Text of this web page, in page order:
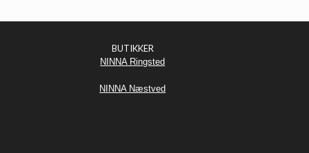
BUTIKKER
NINNA Ringsted
NINNA Næstved